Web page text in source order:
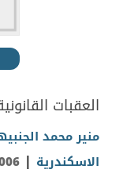
العقبات
منير محمد
الاسكندرية |